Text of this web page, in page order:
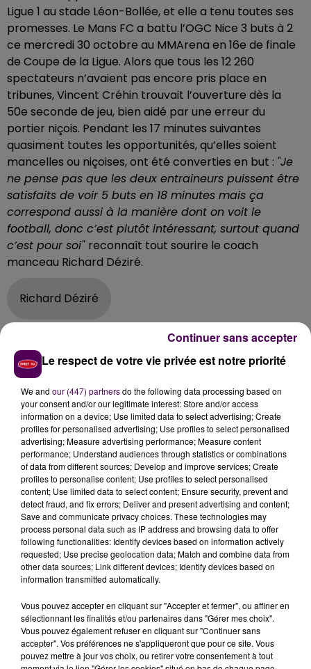
Ligue 1 au stade Léon-Bollée, et elle a tenu toutes ses
promesses. Le Mans FC a battu l’OGC Nice 3 buts à 2
ce mercredi 30 octobre au MMArena en 16e de finale
de Coupe de la Ligue. Alors que tous les 12 260
spectateurs n’avaient pas encore pris place en
tribunes, Vincent Créhin trouvait l’ouverture dès la
50e seconde de jeu, bien aidé par une erreur du
portier niçois. Pendant les 17 minutes suivantes
quasiment toutes les opportunités, qu’elles soient
mancelles ou niçoises, ont été converties en but : "Je
ne pense pas que les deux entraineurs puissent être
satisfaits de voir 5 buts en 18 minutes mais ça
correspond aussi à la manière dont on voit le
football, donc c’est plutôt intéressant, surtout quand
c’est pour soi" reconnaît tout sourire le coach
manceau Richard Déziré.
Richard Déziré
Reproduire la même performance en championnat
Plus mordants dans les duels, capables pendant
l’intégralité du match de gêner les transmissions
niçoises, et de se projeter rapidement vers l’avant, les
joueurs sang et or ont sans doute réalisé un match
référence dans l’intensité défensive :"On a vu ce soir
les 5-10% d’agressivité nécessaire qu’il faut mettre
sur le terrain pour faire la différence"se félicite le
technicien sarthois. Symbole de cet engagement de
tous les instants, l’attaquant Vincent Créhin a multiplié
les efforts pour gêner la première relance azuréenne :
"On a réussi à rester solide en défendant tous
ensemble en bloc. Maintenant, il faut être capable
de reproduire ça en championnat, car en jouant
ainsi tous les week-ends, il ne peut rien nous
le prochain rendez-vous du Mans FC en championnat,
c’est un périlleux déplacement sur la pelouse de
Clermont ce samedi 2 novembre.
Le respect de votre vie privée est notre priorité
We and our (447) partnersdo the following data processing based on
your consent and/or our legitimate interest: Store and/or access
information on a device; Use limited data to select advertising; Create
profiles for personalised advertising; Use profiles to select personalised
advertising; Measure advertising performance; Measure content
performance; Understand audiences through statistics or combinations
of data from different sources; Develop and improve services; Create
profiles to personalise content; Use profiles to select personalised
content; Use limited data to select content; Ensure security, prevent and
detect fraud, and fix errors; Deliver and present advertising and content;
Save and communicate privacy choices. These technologies may
process personal data such as IP address and browsing data to offer
following functionalities: Identify devices based on information actively
requested; Use precise geolocation data; Match and combine data from
other data sources; Link different devices; Identify devices based on
information transmitted automatically.
Vous pouvez accepter en cliquant sur "Accepter et fermer", ou affiner en
sélectionnant les finalités et/ou partenaires dans "Gérer mes choix".
Vous pouvez également refuser en cliquant sur "Continuer sans
accepter". Vos préférences ne s'appliqueront que pour ce site. Vous
pouvez mettre à jour vos choix, ou retirer votre consentement à tout
Continuer sans accepter